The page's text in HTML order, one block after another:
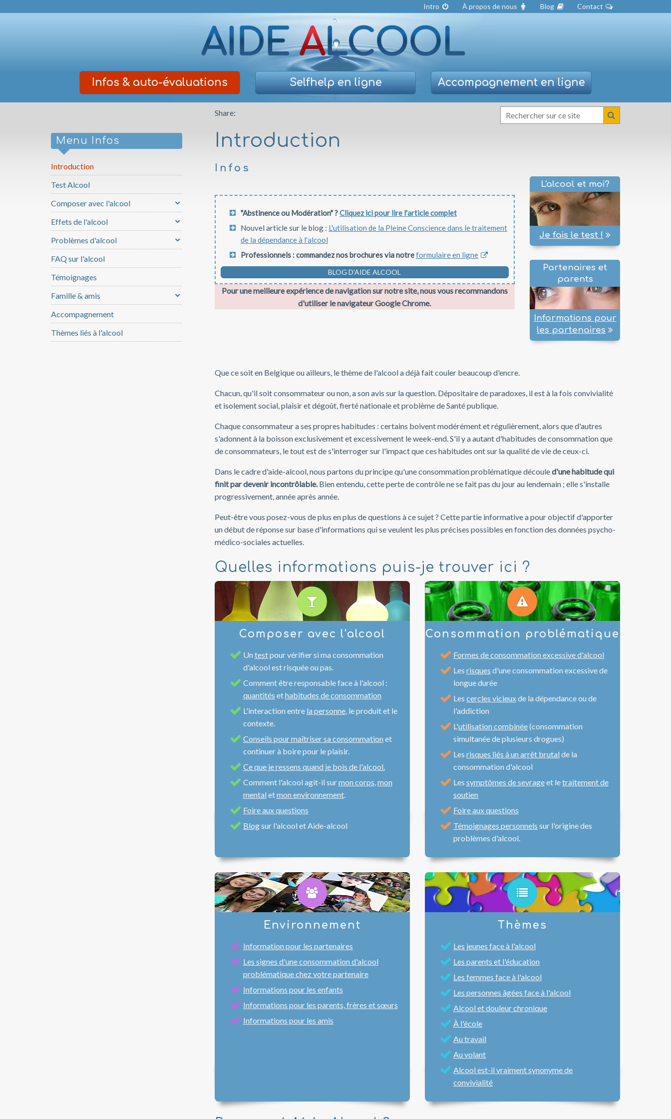
Intro À propos de nous Blog Contact
Infos & auto-évaluations Selfhelpen ligne Accompagnementen ligne
Share:
Menu Infos
Introduction
Test Alcool
Composer avec l'alcool
Effets de l'alcool
Problèmes d'alcool
FAQ sur l'alcool
Témoignages
Famille & amis
Accompagnement
Thèmes liés à l'alcool
Introduction
Infos
"Abstinence ou Modération" ?Cliquez ici pour lire l'article complet
Nouvel article sur le blog : L'utilisation de la Pleine Conscience dans le traitement
de la dépendance à l'alcool
Professionnels : commandez nos brochures via notreformulaire en ligne
BLOG D'AIDE ALCOOL
Pour une meilleure expérience de navigation sur notre site, nous vous recommandons
d'utiliser le navigateur Google Chrome.
L'alcool et moi?
Je fais le test !
Partenaires et
parents
Informations pour
les partenaires
Que ce soit en Belgique ou ailleurs, le thème de l'alcool a déjà fait couler beaucoup d'encre.
Chacun, qu'il soit consommateur ou non, a son avis sur la question. Dépositaire de paradoxes, il est à la fois convivialité
et isolement social, plaisir et dégoût, fierté nationale et problème de Santé publique.
Chaque consommateur a ses propres habitudes : certains boivent modérément et régulièrement, alors que d'autres
s'adonnent à la boisson exclusivement et excessivement le week-end. S'il y a autant d'habitudes de consommation que
de consommateurs, le tout est de s'interroger sur l'impact que ces habitudes ont sur la qualité de vie de ceux-ci.
Dans le cadre d'aide-alcool, nous partons du principe qu'une consommation problématique découled'une habitude qui
finit par devenir incontrôlable.Bien entendu, cette perte de contrôle ne se fait pas du jour au lendemain ; elle s'installe
progressivement, année après année.
Peut-être vous posez-vous de plus en plus de questions à ce sujet ? Cette partie informative a pour objectif d'apporter
un début de réponse sur base d'informations qui se veulent les plus précises possibles en fonction des données psycho-
médico-sociales actuelles.
Quelles informations puis-je trouver ici ?
Composer avec l'alcool
Un testpour vérifier si ma consommation
d'alcool est risquée ou pas.
Comment être responsable face à l'alcool :
quantités ethabitudes de consommation
L'interaction entre la personne, le produit et le
contexte.
Conseils pour maîtriser sa consommation et
continuer à boire pour le plaisir.
Ce que je ressens quand je bois de l'alcool.
Comment l'alcool agit-il surmon corps mon
mental etmon environnement.
Foire aux questions
Blogsur l'alcool et Aide-alcool
Consommation problématique
Formes de consommation excessive d'alcool
Les risques d'une consommation excessive de
longue durée
Les cercles vicieuxde la dépendance ou de
l'addiction
L'utilisation combinée(consommation
simultanée de plusieurs drogues)
Les risques liés à un arrêt brutal de la
consommation d'alcool
Les symptômes de sevrageet letraitement de
soutien
Foire aux questions
Témoignages personnels sur l'origine des
problèmes d'alcool.
Environnement
Information pour les partenaires
Les signes d'une consommation d'alcool
problématique chez votre partenaire
Informations pour les enfants
Informations pour les parents, frères et sœurs
Informations pour les amis
Thèmes
Les jeunes face à l'alcool
Les parents et l'éducation
Les femmes face à l'alcool
Les personnes âgées face à l'alcool
Alcool et douleur chronique
À l'école
Au travail
Au volant
Alcool est-il vraiment synonyme de
convivialité